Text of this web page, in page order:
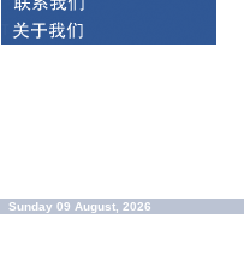
Sunday 09 August, 2026